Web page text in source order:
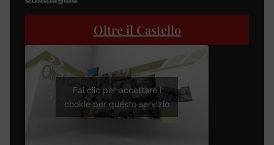
Oltre il Castello
Fai clic per accettare i
cookie per questo servizio